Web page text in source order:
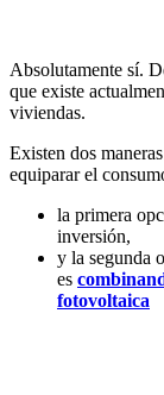
Absolutamente sí.
que existe
viviendas.
Existen dos
equiparar el
la primera
inversión,
y la segunda
es
fotovoltaica